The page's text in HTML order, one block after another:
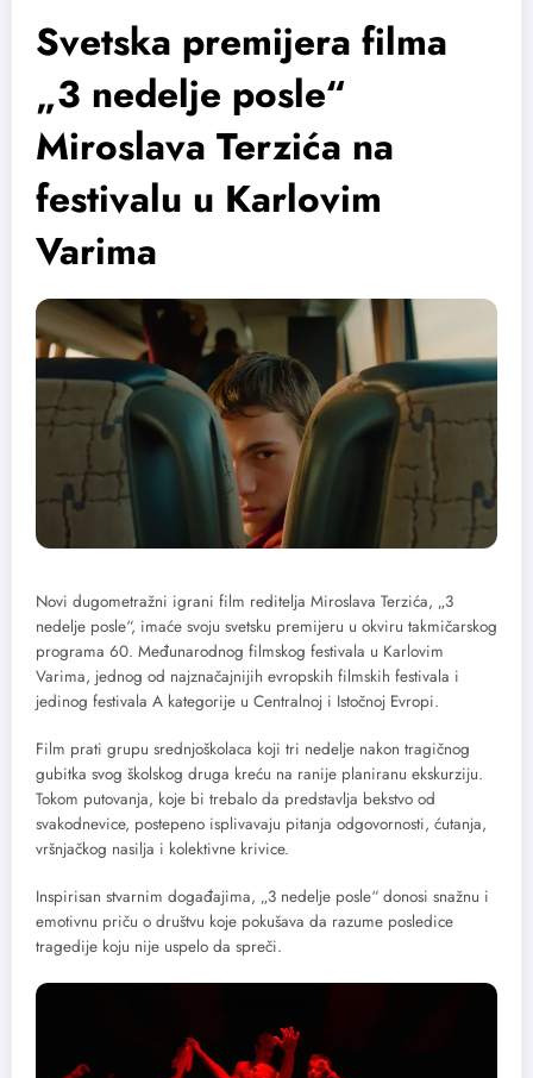
Svetska premijera filma
„3 nedelje posle“
Miroslava Terzića na
festivalu u Karlovim
Varima
Novi dugometražni igrani film reditelja Miroslava Terzića, „3
nedelje posle“, imaće svoju svetsku premijeru u okviru takmičarskog
programa 60. Međunarodnog filmskog festivala u Karlovim
Varima, jednog od najznačajnijih evropskih filmskih festivala i
jedinog festivala A kategorije u Centralnoj i Istočnoj Evropi.
Film prati grupu srednjoškolaca koji tri nedelje nakon tragičnog
gubitka svog školskog druga kreću na ranije planiranu ekskurziju.
Tokom putovanja, koje bi trebalo da predstavlja bekstvo od
svakodnevice, postepeno isplivavaju pitanja odgovornosti, ćutanja,
vršnjačkog nasilja i kolektivne krivice.
Inspirisan stvarnim događajima, „3 nedelje posle“ donosi snažnu i
emotivnu priču o društvu koje pokušava da razume posledice
tragedije koju nije uspelo da spreči.